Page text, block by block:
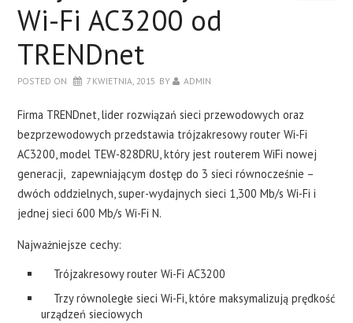
DRUKARKI
SERWERY
KONTAKT
Wi-Fi AC3200 od
TRENDnet
POSTED ON 7 KWIETNIA, 2015 BY ADMIN
Firma TRENDnet, lider rozwiązań sieci przewodowych oraz
bezprzewodowych przedstawia trójzakresowy router Wi-Fi
AC3200, model TEW-828DRU, który jest routerem WiFi nowej
generacji, zapewniającym dostęp do 3 sieci równocześnie –
dwóch oddzielnych, super-wydajnych sieci 1,300 Mb/s Wi-Fi i
jednej sieci 600 Mb/s Wi-Fi N.
Najważniejsze cechy:
Trójzakresowy router Wi-Fi AC3200
Trzy równoległe sieci Wi-Fi, które maksymalizują prędkość
urządzeń sieciowych